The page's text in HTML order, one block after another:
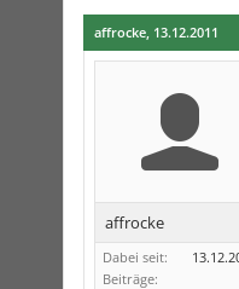
affrocke, 13.12.2011
affrocke
Dabei seit:
Beiträge: